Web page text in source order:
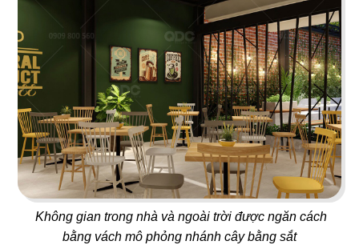
Không gian trong nhà và ngoài trời được ngăn cách
bằng vách mô phỏng nhánh cây bằng sắt
ICE CREAM
Tiệm kem
30
YUMMY CHICKEN
Thức ăn nhanh
31
BREAKING DAWN
Nhà hàng Hàn
32
SUNSHINE BOUTIQUE
Nhà hàng - Showroom